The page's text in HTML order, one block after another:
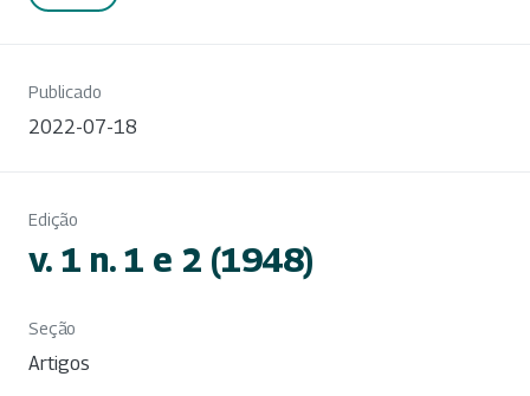
Publicado
2022-07-18
Edição
v. 1 n. 1 e 2 (1948)
Seção
Artigos